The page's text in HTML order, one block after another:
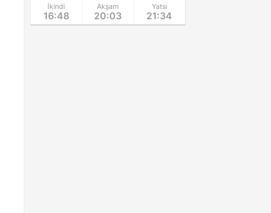
İkindi
16:48
Akşam
20:03
Yatsı
21:34